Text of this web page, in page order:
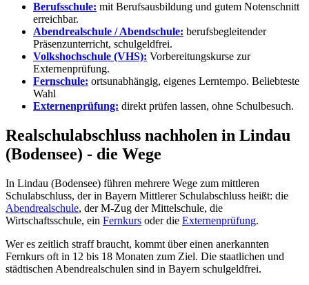
Berufsschule: mit Berufsausbildung und gutem Notenschnitt
erreichbar.
Abendrealschule / Abendschule: berufsbegleitender
Präsenzunterricht, schulgeldfrei.
Volkshochschule (VHS): Vorbereitungskurse zur
Externenprüfung.
Fernschule: ortsunabhängig, eigenes Lerntempo. Beliebteste
Wahl
Externenprüfung: direkt prüfen lassen, ohne Schulbesuch.
Realschulabschluss nachholen in Lindau
(Bodensee) - die Wege
In Lindau (Bodensee) führen mehrere Wege zum mittleren
Schulabschluss, der in Bayern Mittlerer Schulabschluss heißt: die
Abendrealschule, der M-Zug der Mittelschule, die
Wirtschaftsschule, ein Fernkurs oder die Externenprüfung.
Wer es zeitlich straff braucht, kommt über einen anerkannten
Fernkurs oft in 12 bis 18 Monaten zum Ziel. Die staatlichen und
städtischen Abendrealschulen sind in Bayern schulgeldfrei.